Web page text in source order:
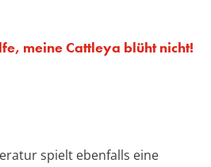
meine Cattleya blüht nicht!
spielt ebenfalls eine